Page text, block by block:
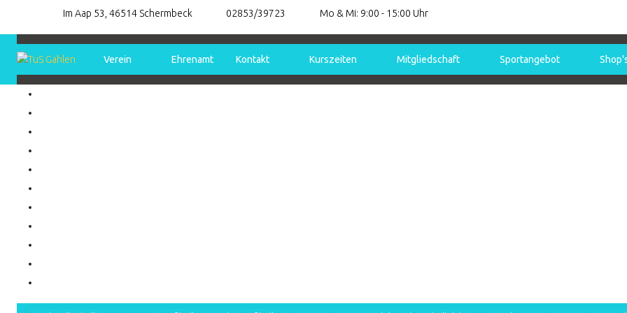
Im Aap 53, 46514 Schermbeck 02853/39723 Mo & Mi: 9:00 - 15:00 Uhr
Verein Ehrenamt Kontakt Kurszeiten Mitgliedschaft Sportangebot